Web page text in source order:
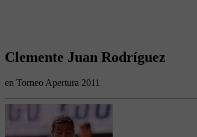
Clemente Juan Rodríguez
en Torneo Apertura 2011